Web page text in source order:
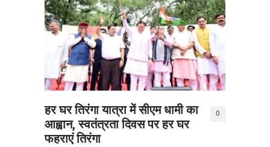
हर घर तिरंगा यात्रा में सीएम धामी का
आह्वान, स्वतंत्रता दिवस पर हर घर
फहराएं तिरंगा
0